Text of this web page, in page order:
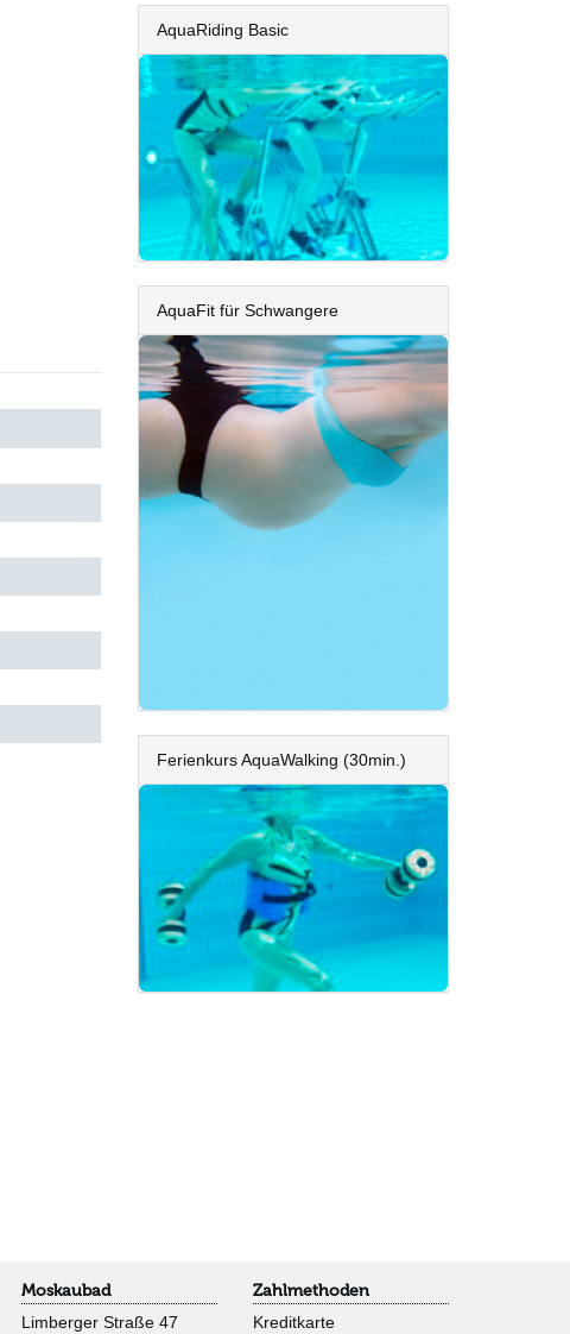
AquaRiding Basic
AquaFit für Schwangere
Ferienkurs AquaWalking (30min.)
Moskaubad
Limberger Straße 47
Zahlmethoden
Kreditkarte